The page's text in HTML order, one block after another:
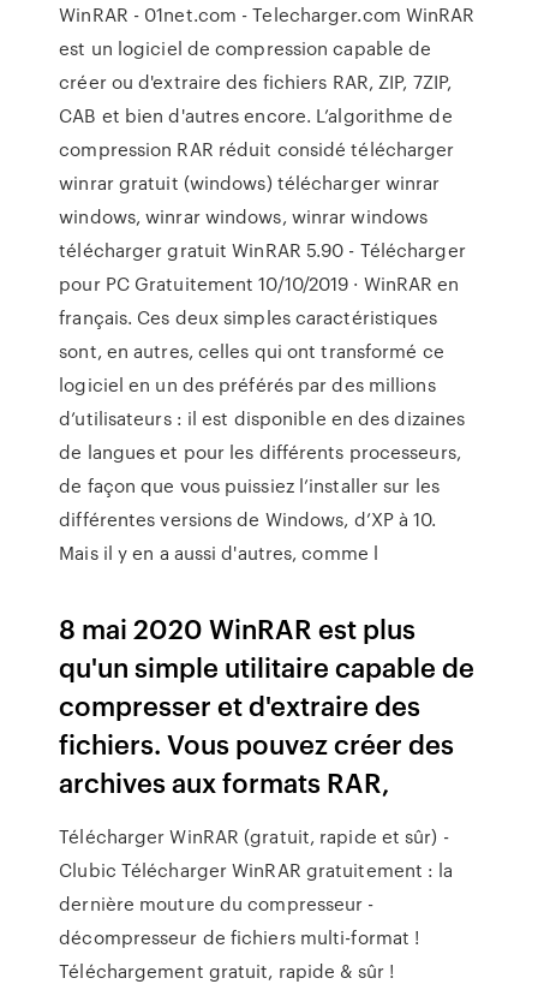
WinRAR - 01net.com - Telecharger.com WinRAR
est un logiciel de compression capable de
créer ou d'extraire des fichiers RAR, ZIP, 7ZIP,
CAB et bien d'autres encore. L’algorithme de
compression RAR réduit considé télécharger
winrar gratuit (windows) télécharger winrar
windows, winrar windows, winrar windows
télécharger gratuit WinRAR 5.90 - Télécharger
pour PC Gratuitement 10/10/2019 · WinRAR en
français. Ces deux simples caractéristiques
sont, en autres, celles qui ont transformé ce
logiciel en un des préférés par des millions
d’utilisateurs : il est disponible en des dizaines
de langues et pour les différents processeurs,
de façon que vous puissiez l’installer sur les
différentes versions de Windows, d’XP à 10.
Mais il y en a aussi d'autres, comme l
8 mai 2020 WinRAR est plus
qu'un simple utilitaire capable de
compresser et d'extraire des
fichiers. Vous pouvez créer des
archives aux formats RAR,
Télécharger WinRAR (gratuit, rapide et sûr) -
Clubic Télécharger WinRAR gratuitement : la
dernière mouture du compresseur -
décompresseur de fichiers multi-format !
Téléchargement gratuit, rapide & sûr !